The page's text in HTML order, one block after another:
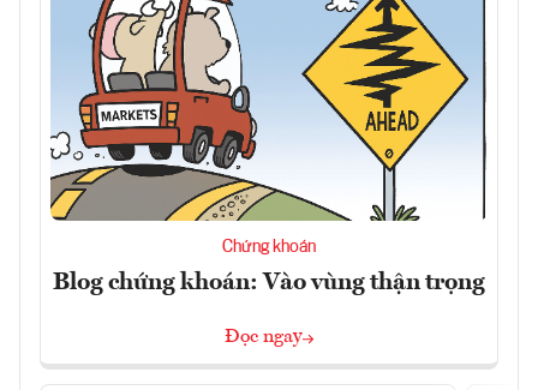
Chứng khoán
Blog chứng khoán: Vào vùng thận trọng
Đọc ngay